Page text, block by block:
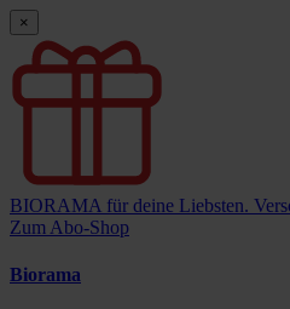
×
BIORAMA für deine Liebsten.
Zum Abo-Shop
Biorama